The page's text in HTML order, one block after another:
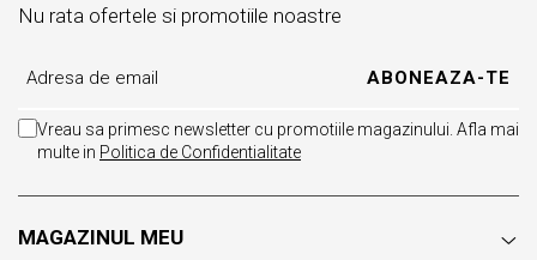
Nu rata ofertele si promotiile noastre
Vreau sa primesc newsletter cu promotiile magazinului. Afla mai
multe in Politica de Confidentialitate
MAGAZINUL MEU